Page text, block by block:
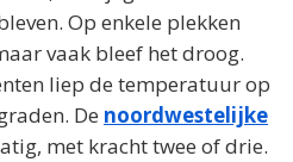
Op enkele plekken
vaak bleef het droog.
liep de temperatuur op
De noordwestelijke
met kracht twee of drie.